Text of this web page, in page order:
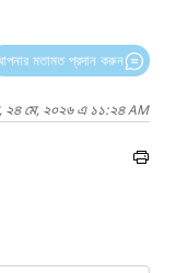
মতামত প্রদান করুন
২৪ মে, ২০২৬ এ ১১:২৪ AM